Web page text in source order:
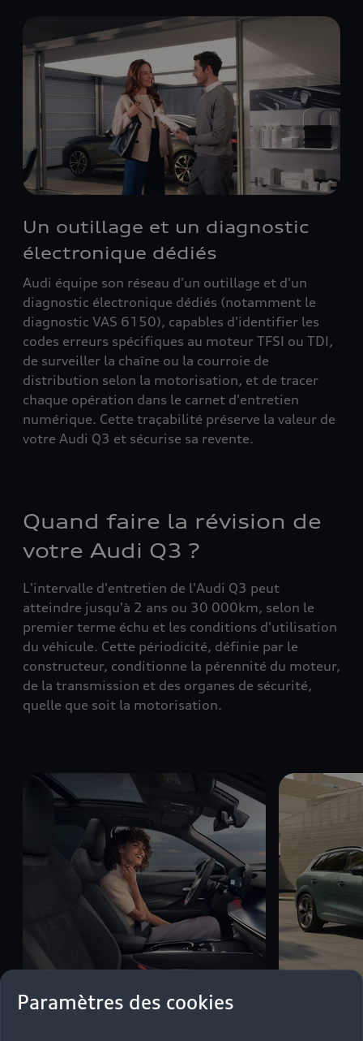
Un outillage et un diagnostic
électronique dédiés
Audi équipe son réseau d'un outillage et d'un
diagnostic électronique dédiés (notamment le
diagnostic VAS 6150), capables d'identifier les
codes erreurs spécifiques au moteur TFSI ou TDI,
de surveiller la chaîne ou la courroie de
distribution selon la motorisation, et de tracer
chaque opération dans le carnet d'entretien
numérique. Cette traçabilité préserve la valeur de
votre Audi Q3 et sécurise sa revente.
Quand faire la révision de
votre Audi Q3 ?
L'intervalle d'entretien de l'Audi Q3 peut
atteindre jusqu'à 2 ans ou 30 000km, selon le
premier terme échu et les conditions d'utilisation
du véhicule. Cette périodicité, définie par le
constructeur, conditionne la pérennité du moteur,
de la transmission et des organes de sécurité,
quelle que soit la motorisation.
Paramètres des cookies